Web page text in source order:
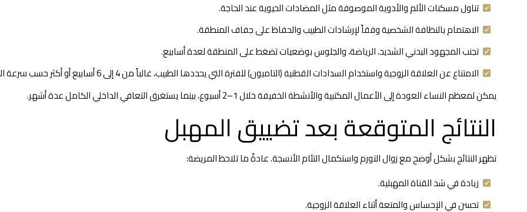
تناول مسكنات الألم والأدوية الموصوفة مثل المضادات الحيوية عند الحاجة.
الاهتمام بالنظافة الشخصية وفقاً لإرشادات الطبيب والحفاظ على جفاف المنطقة.
تجنب المجهود البدني الشديد، الرياضة، والجلوس بوضعيات تضغط على المنطقة لعدة أسابيع.
الامتناع عن العلاقة الزوجية واستخدام السدادات القطنية (التامبون) للفترة التي يحددها الطبيب، غالباً من 4 إلى 6 أسابيع أو أكثر حسب سرعة التعافي.
يمكن لمعظم النساء العودة إلى الأعمال المكتبية والأنشطة الخفيفة خلال 1–2 أسبوع، بينما يستغرق التعافي الداخلي الكامل عدة أشهر.
النتائج المتوقعة بعد تضييق المهبل
تظهر النتائج بشكل أوضح مع زوال التورم واستكمال التئام الأنسجة. عادةً ما تلاحظ المريضة:
زيادة في شد القناة المهبلية.
تحسن في الإحساس والمتعة أثناء العلاقة الزوجية.